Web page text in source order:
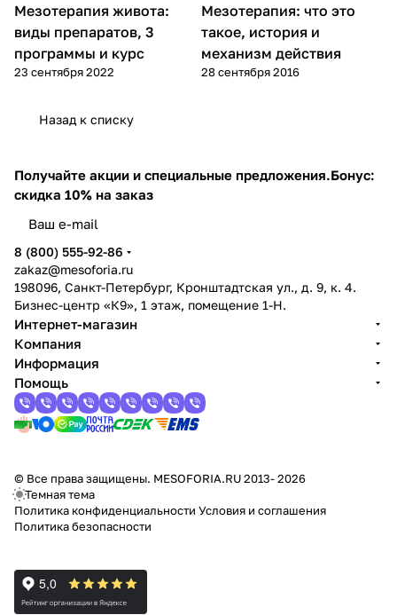
Мезотерапия
Мезотерапия живота:
виды препаратов, 3
программы и курс
23 сентября 2022
Мезотерапия
Мезотерапия: что это
такое, история и
механизм действия
28 сентября 2016
Назад к списку
Получайте акции и специальные предложения.Бонус:
скидка 10% на заказ
8 (800) 555-92-86
zakaz@mesoforia.ru
198096, Санкт-Петербург, Кронштадтская ул., д. 9, к. 4.
Бизнес-центр «К9», 1 этаж, помещение 1-Н.
Интернет-магазин
Компания
Информация
Помощь
© Все права защищены. MESOFORIA.RU 2013- 2026
Темная тема
Политика конфиденциальности Условия и соглашения
Политика безопасности